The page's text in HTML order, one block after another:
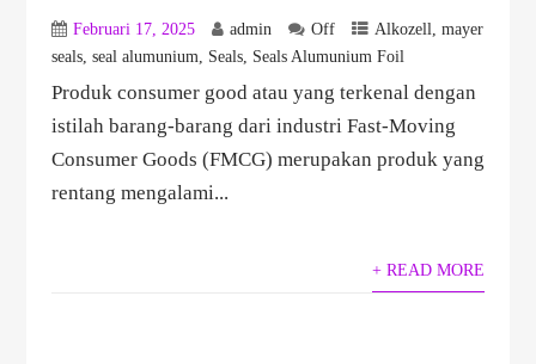
Februari 17, 2025 admin Off Alkozell, mayer
seals, seal alumunium, Seals, Seals Alumunium Foil
Produk consumer good atau yang terkenal dengan
istilah barang-barang dari industri Fast-Moving
Consumer Goods (FMCG) merupakan produk yang
rentang mengalami...
+ READ MORE